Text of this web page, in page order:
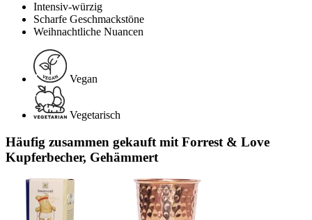
Intensiv-würzig
Scharfe Geschmackstöne
Weihnachtliche Nuancen
Vegan
Vegetarisch
Häufig zusammen gekauft mit Forrest & Love
Kupferbecher, Gehämmert